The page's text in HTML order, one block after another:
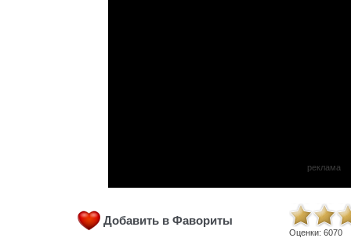
реклама
Добавить в Фавориты
Оценки: 6070